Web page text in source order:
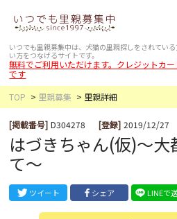
いつでも里親募集中は、犬猫の里親探しをされている
い方をつなげるサイトです。
無料でご利用いただけます。クレジットカ
です
TOP
里親募集 里親詳細
[掲載番号] D304278 [登録] 2019/12/27
はづきちゃん(仮)〜
て〜
ツイート シェア LINEで